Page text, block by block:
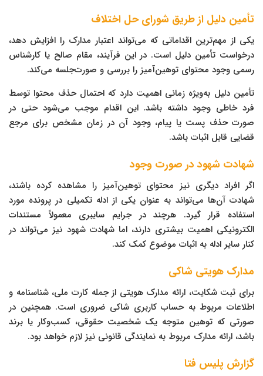
تأمین دلیل از طریق شورای حل اختلاف
یکی از مهم‌ترین اقداماتی که می‌تواند اعتبار مدارک را افزایش دهد،
درخواست تأمین دلیل است. در این فرآیند، مقام صالح یا کارشناس
رسمی وجود محتوای توهین‌آمیز را بررسی و صورت‌جلسه می‌کند.
تأمین دلیل به‌ویژه زمانی اهمیت دارد که احتمال حذف محتوا توسط
فرد خاطی وجود داشته باشد. این اقدام موجب می‌شود حتی در
صورت حذف پست یا پیام، وجود آن در زمان مشخص برای مرجع
قضایی قابل اثبات باشد.
شهادت شهود در صورت وجود
اگر افراد دیگری نیز محتوای توهین‌آمیز را مشاهده کرده باشند،
شهادت آن‌ها می‌تواند به عنوان یکی از ادله تکمیلی در پرونده مورد
استفاده قرار گیرد. هرچند در جرایم سایبری معمولاً مستندات
الکترونیکی اهمیت بیشتری دارند، اما شهادت شهود نیز می‌تواند در
کنار سایر ادله به اثبات موضوع کمک کند.
مدارک هویتی شاکی
برای ثبت شکایت، ارائه مدارک هویتی از جمله کارت ملی، شناسنامه و
اطلاعات مربوط به حساب کاربری شاکی ضروری است. همچنین در
صورتی که توهین متوجه یک شخصیت حقوقی، کسب‌وکار یا برند
باشد، ارائه مدارک مربوط به نمایندگی قانونی نیز لازم خواهد بود.
گزارش پلیس فتا